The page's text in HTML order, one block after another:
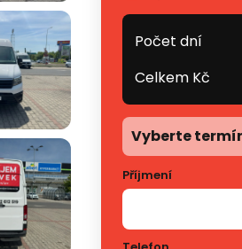
Počet dní
Celkem Kč
Vyberte
Příjmení